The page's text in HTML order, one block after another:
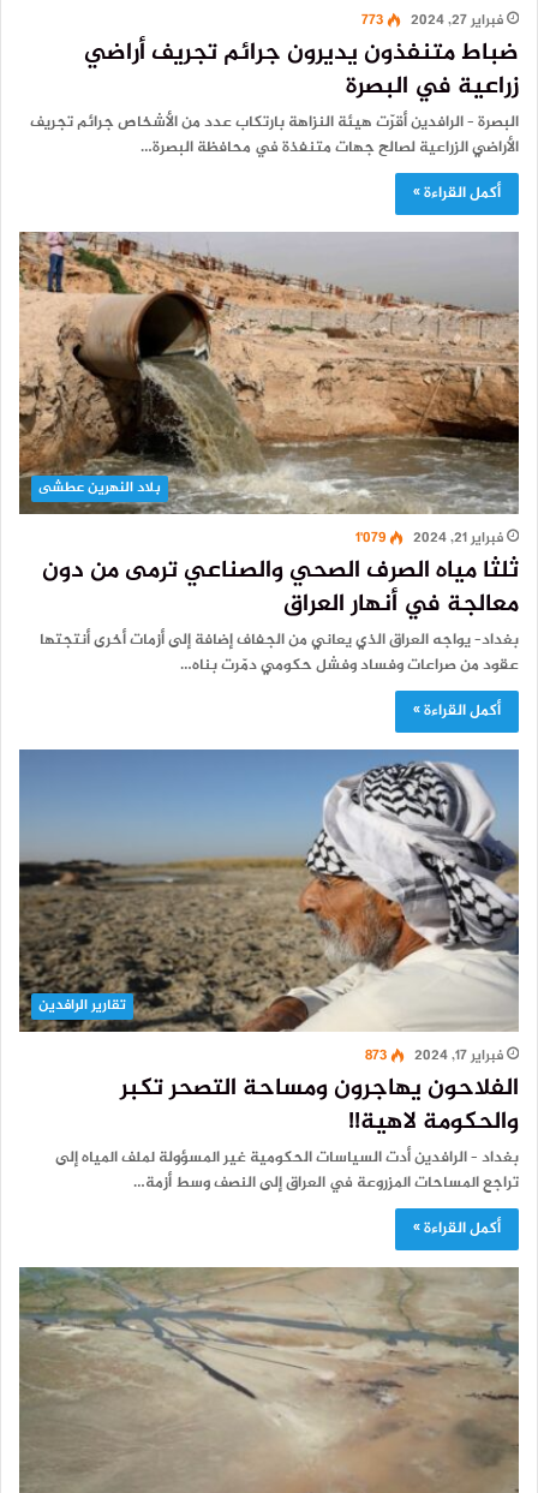
فبراير 27, 2024
773
ضباط متنفذون يديرون جرائم تجريف أراضي
زراعية في البصرة
البصرة – الرافدين أقرّت هيئة النزاهة بارتكاب عدد من الأشخاص جرائم تجريف
الأراضي الزراعية لصالح جهات متنفذة في محافظة البصرة…
أكمل القراءة »
بلاد النهرين عطشى
فبراير 21, 2024
1٬079
ثلثا مياه الصرف الصحي والصناعي ترمى من دون
معالجة في أنهار العراق
بغداد– يواجه العراق الذي يعاني من الجفاف إضافة إلى أزمات أخرى أنتجتها
عقود من صراعات وفساد وفشل حكومي دمّرت بناه…
أكمل القراءة »
تقارير الرافدين
فبراير 17, 2024
873
الفلاحون يهاجرون ومساحة التصحر تكبر
والحكومة لاهية!!
بغداد – الرافدين أدت السياسات الحكومية غير المسؤولة لملف المياه إلى
تراجع المساحات المزروعة في العراق إلى النصف وسط أزمة…
أكمل القراءة »